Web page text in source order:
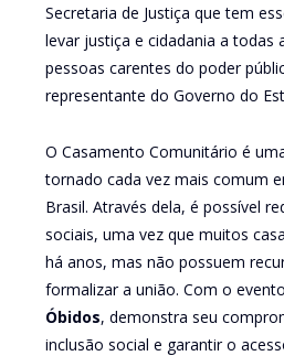
Secretaria de Justiça que tem
levar justiça e cidadania a todas
pessoas carentes do poder
representante do Governo do
O Casamento Comunitário é
tornado cada vez mais comum
Brasil. Através dela, é possível
sociais, uma vez que muitos
há anos, mas não possuem
formalizar a união. Com o
Óbidos, demonstra seu
inclusão social e garantir o